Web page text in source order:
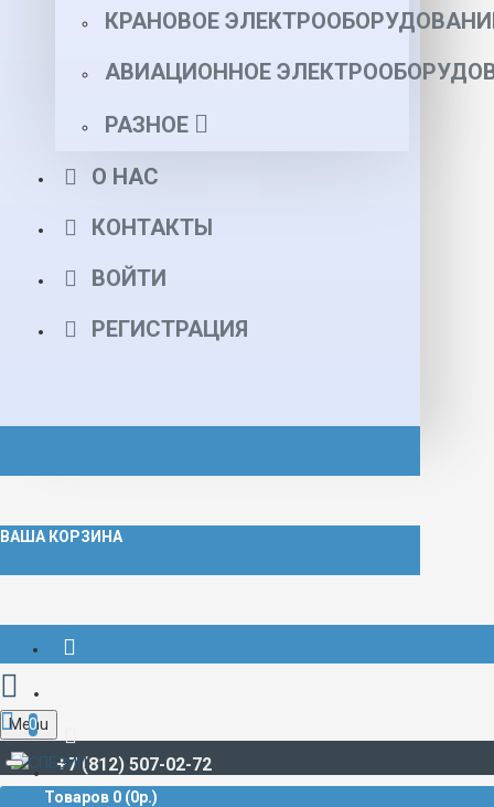
КРАНОВОЕ
АВИАЦИОННОЕ
РАЗНОЕ
О НАС
КОНТАКТЫ
ВОЙТИ
РЕГИСТРАЦИЯ
ВАША КОРЗИНА
+7 (812) 507-02-72
Menu
0
Товаров 0 (0р.)
РАДИОДЕТАЛИ И РАДИОЭЛЕКТРОННЫЕ КОМПОНЕНТЫ